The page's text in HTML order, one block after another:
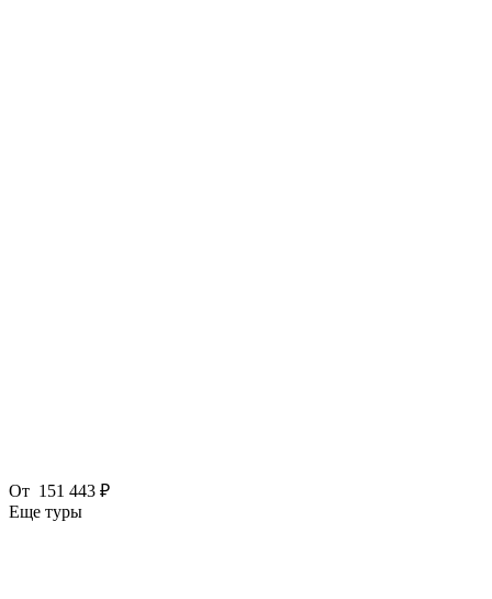
От 151 443 ₽
Еще туры